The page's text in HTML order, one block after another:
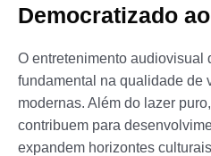
Democratizado
O entretenimento audiovisual
fundamental na qualidade de
modernas. Além do lazer
contribuem para
expandem horizontes